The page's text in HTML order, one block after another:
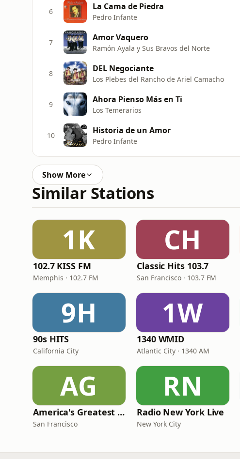
6 La Cama de Piedra
Pedro Infante
7 Amor Vaquero
Ramón Ayala y Sus Bravos del Norte
8 DEL Negociante
Los Plebes del Rancho de Ariel Camacho
9 Ahora Pienso Más en Ti
Los Temerarios
10 Historia de un Amor
Pedro Infante
Show More
Similar Stations
1K
102.7 KISS FM
Memphis · 102.7 FM
CH
Classic Hits 103.7
San Francisco · 103.7 FM
9H
90s HITS
California City
1W
1340 WMID
Atlantic City · 1340 AM
AG
America's Greatest 70s Hits
San Francisco
RN
Radio New York Live
New York City